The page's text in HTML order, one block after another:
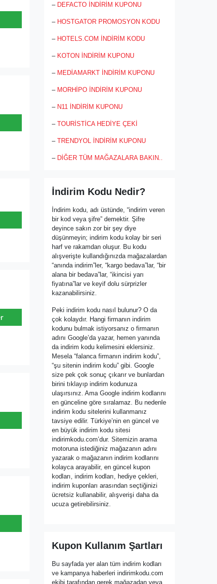
mağazasında ziyaretçilerin en kolay
alt kategorilerde, örneğin ayakkabı için
yürüyüş ayakkabısı, basketbol
ayakkabısı, koşu ayakkabısı, futbol
çizme gibi alanlardan keyifle seçim
yapılabilme olanağı sağlamaktadır. Yalı
Spor online mağazasından alınan tüm
ürünler için 1 ay koşulsuz iade avantajı
kartı, paypal, havale/EFT, kapıda nakit
Marka sosyal medyadan takip
bülten alma imkânı sağlamaktadır.
– DEFACTO İNDİRİM KUPONU
– HOSTGATOR PROMOSYON KODU
– HOTELS.COM İNDİRİM KODU
– KOTON İNDİRİM KUPONU
– MEDİAMARKT İNDİRİM KUPONU
– MORHİPO İNDİRİM KUPONU
– N11 İNDİRİM KUPONU
– TOURİSTİCA HEDİYE ÇEKİ
– TRENDYOL İNDİRİM KUPONU
– DİĞER TÜM MAĞAZALARA BAKIN..
İndirim Kodu Nedir?
İndirim kodu, adı üstünde, “indirim veren
bir kod veya şifre” demektir. Şifre
deyince sakın zor bir şey diye
düşünmeyin; indirim kodu kolay bir seri
harf ve rakamdan oluşur. Bu kodu
alışverişte kullandığınızda mağazalardan
“anında indirim”ler, “kargo bedava”lar, “bir
alana bir bedava”lar, “ikincisi yarı
fiyatına”lar ve keyif dolu sürprizler
kazanabilirsiniz.
Peki indirim kodu nasıl bulunur? O da
çok kolaydır. Hangi firmanın indirim
kodunu bulmak istiyorsanız o firmanın
adını Google’da yazar, hemen yanında
da indirim kodu kelimesini eklersiniz.
Mesela “falanca firmanın indirim kodu”,
“şu sitenin indirim kodu” gibi. Google
size pek çok sonuç çıkarır ve bunlardan
birini tıklayıp indirim kodunuza
ulaşırsınız. Ama Google indirim kodlarını
en günceline göre sıralamaz. Bu nedenle
indirim kodu sitelerini kullanmanız
tavsiye edilir. Türkiye’nin en güncel ve
en büyük indirim kodu sitesi
indirimkodu.com’dur. Sitemizin arama
motoruna istediğiniz mağazanın adını
yazarak o mağazanın indirim kodlarını
kolayca arayabilir, en güncel kupon
kodları, indirim kodları, hediye çekleri,
indirim kuponları arasından seçtiğinizi
ücretsiz kullanabilir, alışverişi daha da
ucuza getirebilirsiniz.
Kupon Kullanım Şartları
Bu sayfada yer alan tüm indirim kodları
ve kampanya haberleri indirimkodu.com
ekibi tarafından gerek mağazadan veya